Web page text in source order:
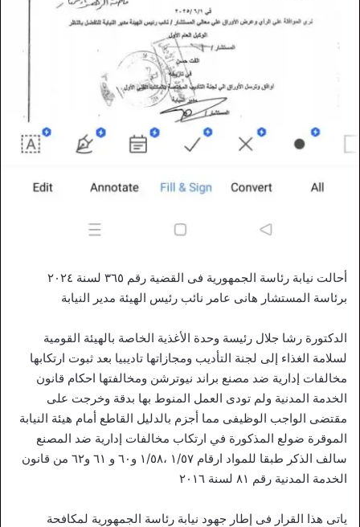
أحالت نيابة رئاسة الجمهورية فى القضية رقم ٣٦٥ لسنة ٢٠٢٤
برئاسة المستشار هانى عامر نائب رئيس الهيئة مدير النيابة
الدكتورة رشا جلال رئيسة وحدة الأغذية الخاصة بالهيئة القومية
لسلامة الغذاء إلى لجنة التأديب ومجازاتها تاديبيا بعد ثبوت ارتكابها
مخالفات إدارية ضد مصنع براند نيوترشن ومخالفتها احكام قانون
الخدمة المدنية ولم تودى العمل المنوط بها بدقة وخرجت على
مقتضى الواجب الوظيفى مما أجزم بالدليل القاطع أمام هيئة النيابة
الموقرة ضولع المذكورة في ارتكاب مخالفات إدارية ضد المصنع
سالف الذكر طبقا للمواد ارقام ١/٥٧ ،١/٥٨ و٦٠ و ٦١ و٦٢ من قانون
الخدمة المدنية رقم ٨١ لسنة ٢٠١٦
ياتى هذا القرار فى إطار جهود نيابة رئاسة الجمهورية لمكافحة